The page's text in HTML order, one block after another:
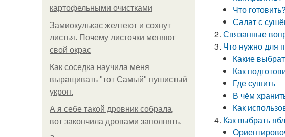
картофельными очистками
Замиокулькас желтеют и сохнут
листья. Почему листочки меняют
свой окрас
Как соседка научила меня
выращивать "тот Самый" пушистый
укроп.
А я себе такой дровник собрала,
вот закончила дровами заполнять.
Что готовить?
Салат с
Связанные
Что нужно для
Какие
Как
Где сушить
В чём
Как
Как выбрать